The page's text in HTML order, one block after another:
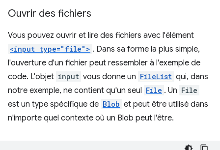
Ouvrir des fichiers
Vous pouvez ouvrir et lire des fichiers avec l'élément
<input type="file"> . Dans sa forme la plus simple,
l'ouverture d'un fichier peut ressembler à l'exemple de
code. L'objet input vous donne un FileList qui, dans
notre exemple, ne contient qu'un seul File . Un File
est un type spécifique de Blob et peut être utilisé dans
n'importe quel contexte où un Blob peut l'être.